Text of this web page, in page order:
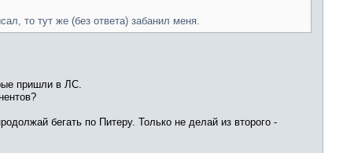
то тут же (без ответа) забанил меня.
пришли в ЛС.
бегать по Питеру. Только не делай из второго -